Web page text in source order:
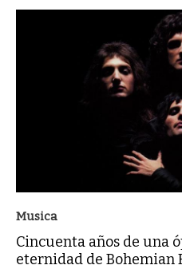
Musica
Cincuenta años de una
eternidad de Bohemian